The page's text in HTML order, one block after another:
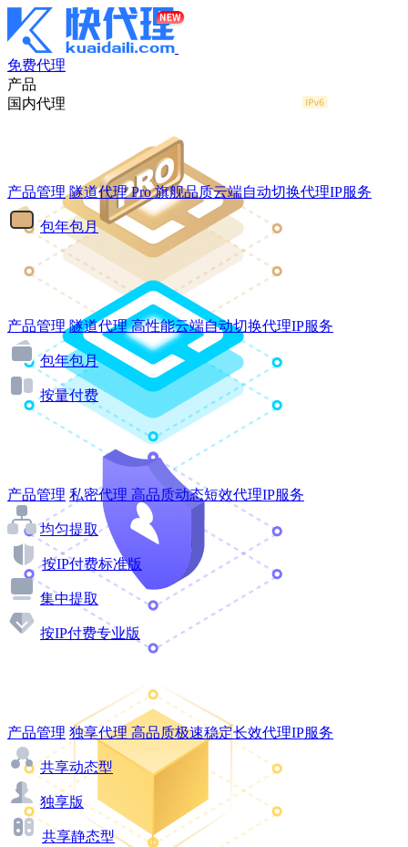
免费代理
产品
国内代理
产品管理 隧道代理Pro 旗舰品质云端自动切换代理IP服务
包年包月
产品管理 隧道代理 高性能云端自动切换代理IP服务
包年包月
按量付费
产品管理 私密代理 高品质动态短效代理IP服务
均匀提取
按IP付费标准版
集中提取
按IP付费专业版
产品管理 独享代理 高品质极速稳定长效代理IP服务
共享动态型
独享版
共享静态型